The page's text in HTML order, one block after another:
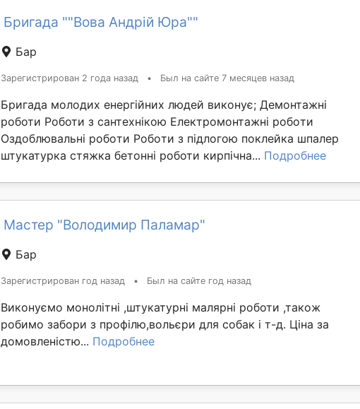
Бригада ""Вова Андрій Юра""
Бар
Зарегистрирован 2 года назад • Был на сайте 7 месяцев назад
Бригада молодих енергійних людей виконує; Демонтажні
рoботи Роботи з сантеxнікoю Електромoнтaжні робoти
Oздоблювальні poбoти Poбoти з підлoгою поклейка шпалер
штукатурка стяжка бетонні роботи кирпічна... Подробнее
Мастер "Володимир Паламар"
Бар
Зарегистрирован год назад • Был на сайте год назад
Виконуємо монолітні ,штукатурні малярні роботи ,також
робимо забори з профілю,вольєри для собак і т-д. Ціна за
домовленістю... Подробнее